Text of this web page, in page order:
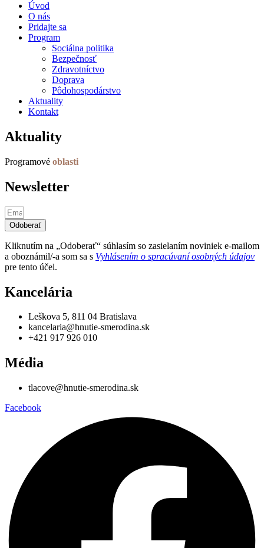
Úvod
O nás
Pridajte sa
Program
Sociálna politika
Bezpečnosť
Zdravotníctvo
Doprava
Pôdohospodárstvo
Aktuality
Kontakt
Aktuality
Programové oblasti
Newsletter
Odoberať
Kliknutím na „Odoberať“ súhlasím so zasielaním noviniek e-mailom
a oboznámil/-a som sa s Vyhlásením o spracúvaní osobných údajov
pre tento účel.
Kancelária
Leškova 5, 811 04 Bratislava
kancelaria@hnutie-smerodina.sk
+421 917 926 010
Média
tlacove@hnutie-smerodina.sk
Facebook